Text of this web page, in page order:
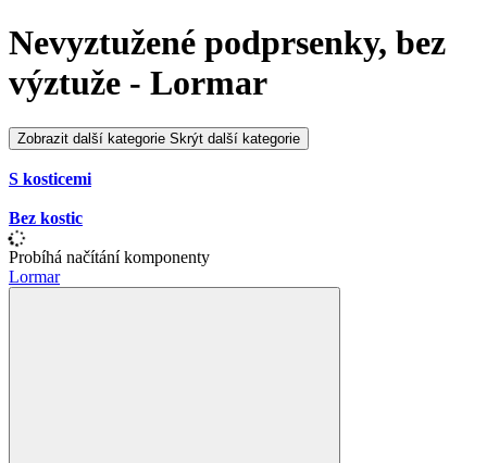
Nevyztužené podprsenky, bez
výztuže - Lormar
Zobrazit další kategorie Skrýt další kategorie
S kosticemi
Bez kostic
Probíhá načítání komponenty
Lormar